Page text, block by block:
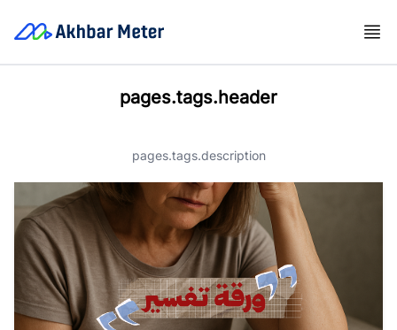
pages.tags.header
pages.tags.description